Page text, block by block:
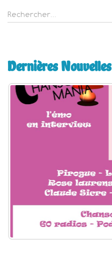
R
e
r
h
Rechercher…
Dernières Nouvelles